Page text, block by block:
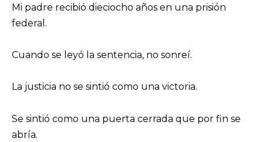
Mi padre recibió dieciocho años en una prisión
federal.
Cuando se leyó la sentencia, no sonreí.
La justicia no se sintió como una victoria.
Se sintió como una puerta cerrada que por fin se
abría.